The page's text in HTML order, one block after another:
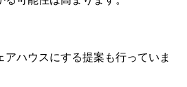
ハウスにする提案も行っていま